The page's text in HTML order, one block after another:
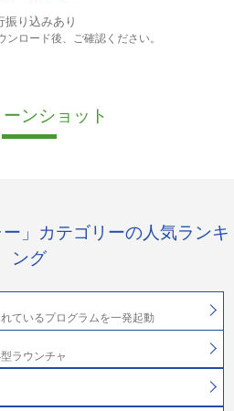
振り込みあり
ロード後、ご確認ください。
ーンショット
ー」カテゴリーの人気ランキ
ング
ているプログラムを一発起動
ラウンチャ